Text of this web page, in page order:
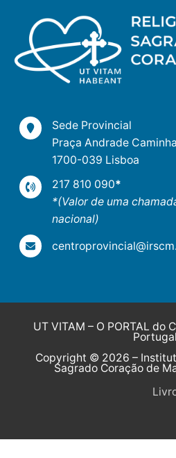
Sede Provincial
Praça Andrade
1700-039 Lisboa
217 810 090*
*(Valor de uma
nacional)
UT VITAM – O PORTAL do
Portugal
Copyright © 2026 –
Sagrado Coração de